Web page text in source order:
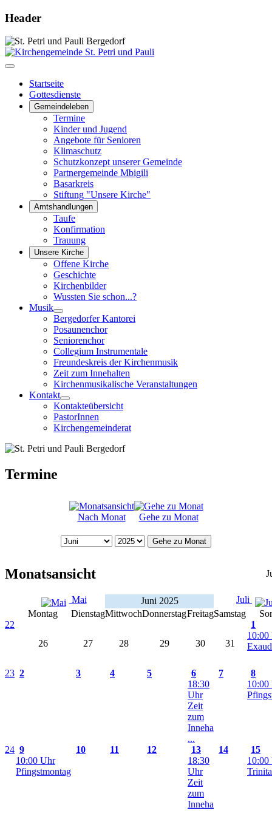
Header
Startseite
Gottesdienste
Gemeindeleben
Termine
Kinder und Jugend
Angebote für Senioren
Klimaschutz
Schutzkonzept unserer Gemeinde
Partnergemeinde Mbigili
Basarkreis
Stiftung "Unsere Kirche"
Amtshandlungen
Taufe
Konfirmation
Trauung
Unsere Kirche
Offene Kirche
Geschichte
Kirchenbilder
Wussten Sie schon...?
Musik
Bergedorfer Kantorei
Posaunenchor
Seniorenchor
Collegium Instrumentale
Freundeskreis der Kirchenmusik
Zeit zum Innehalten
Kirchenmusikalische Veranstaltungen
Kontakt
Kontakteübersicht
PastorInnen
Kirchengemeinderat
Termine
Nach Monat Gehe zu Monat
Gehe zu Monat
Monatsansicht
Mai Juni 2025
Juli
Montag
DienstagMittwochDonnerstagFreitagSamstag
22
26
27 28 29 30 31
1
10:00
23 2 3 4 5
6
18:30
Uhr
Zeit
zum
Inneha
...
7
8
10:00
24 9
10:00 Uhr
Pfingstmontag
10 11 12
13
18:30
Uhr
Zeit
zum
Inneha
14
15
10:00